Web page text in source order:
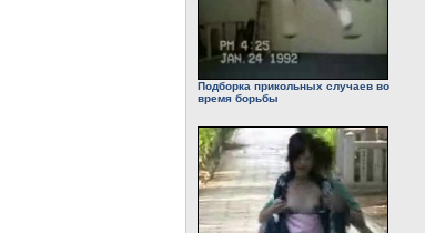
Подборка прикольных случаев во
время борьбы